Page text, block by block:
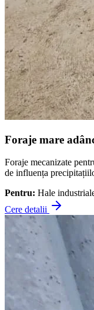
Foraje mare
Foraje mecanizate
de influența
Pentru: Hale
Cere detalii